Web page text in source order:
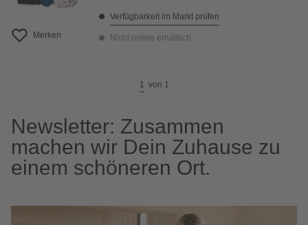
Merken
Verfügbarkeit im Markt prüfen
Nicht online erhältlich
1 von 1
Newsletter: Zusammen
machen wir Dein Zuhause zu
einem schöneren Ort.